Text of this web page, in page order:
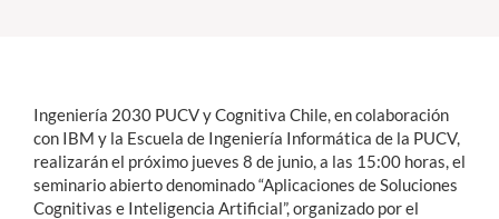
Alumni
English
Ingeniería 2030 PUCV y Cognitiva Chile, en colaboración
con IBM y la Escuela de Ingeniería Informática de la PUCV,
realizarán el próximo jueves 8 de junio, a las 15:00 horas, el
seminario abierto denominado “Aplicaciones de Soluciones
Cognitivas e Inteligencia Artificial”, organizado por el